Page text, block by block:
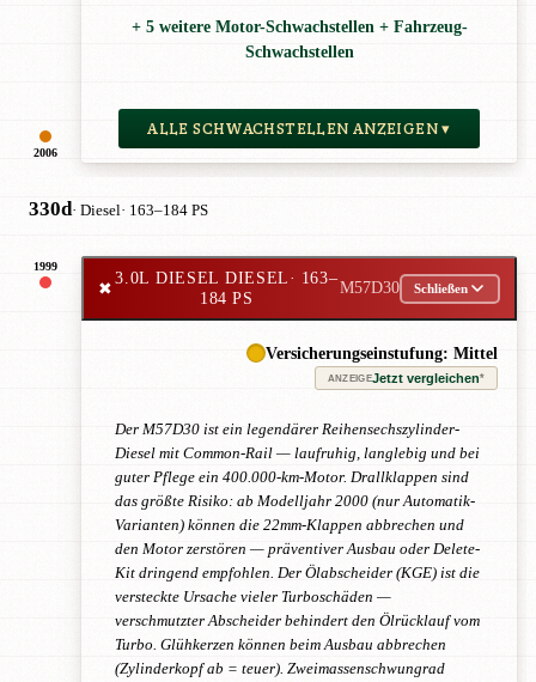
2006
+ 5 weitere Motor-Schwachstellen + Fahrzeug-
Schwachstellen
ALLE SCHWACHSTELLEN ANZEIGEN ▾
330d· Diesel· 163–184 PS
1999
✖
3.0L DIESEL DIESEL· 163–
184 PS
M57D30 Schließen
Versicherungseinstufung: Mittel
ANZEIGEJetzt vergleichen*
Der M57D30 ist ein legendärer Reihensechszylinder-
Diesel mit Common-Rail — laufruhig, langlebig und bei
guter Pflege ein 400.000-km-Motor. Drallklappen sind
das größte Risiko: ab Modelljahr 2000 (nur Automatik-
Varianten) können die 22mm-Klappen abbrechen und
den Motor zerstören — präventiver Ausbau oder Delete-
Kit dringend empfohlen. Der Ölabscheider (KGE) ist die
versteckte Ursache vieler Turboschäden —
verschmutzter Abscheider behindert den Ölrücklauf vom
Turbo. Glühkerzen können beim Ausbau abbrechen
(Zylinderkopf ab = teuer). Zweimassenschwungrad